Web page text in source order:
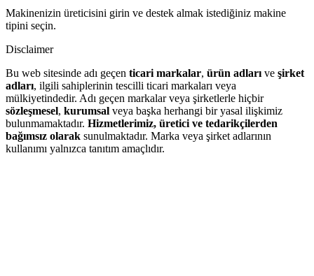
Makinenizin üreticisini girin ve destek almak istediğiniz makine
tipini seçin.
Disclaimer
Bu web sitesinde adı geçen ticari markalar, ürün adları ve şirket
adları, ilgili sahiplerinin tescilli ticari markaları veya
mülkiyetindedir. Adı geçen markalar veya şirketlerle hiçbir
sözleşmesel, kurumsal veya başka herhangi bir yasal ilişkimiz
bulunmamaktadır. Hizmetlerimiz, üretici ve tedarikçilerden
bağımsız olarak sunulmaktadır. Marka veya şirket adlarının
kullanımı yalnızca tanıtım amaçlıdır.